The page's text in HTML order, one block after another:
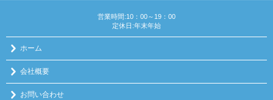
営業時間:10：00～19：00
定休日:年末年始
ホーム
会社概要
お問い合わせ